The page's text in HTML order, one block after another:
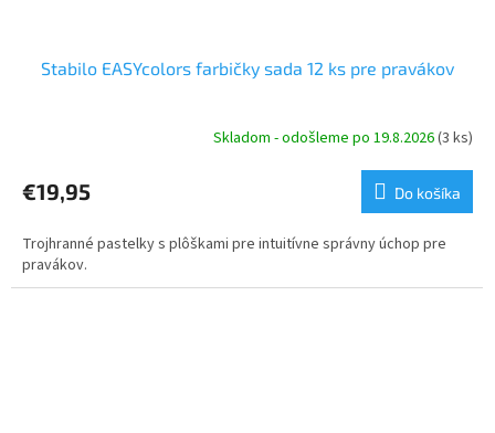
Stabilo EASYcolors farbičky sada 12 ks pre pravákov
Skladom - odošleme po 19.8.2026(3 ks)
€19,95 Do košíka
Trojhranné pastelky s plôškami pre intuitívne správny úchop pre
pravákov.